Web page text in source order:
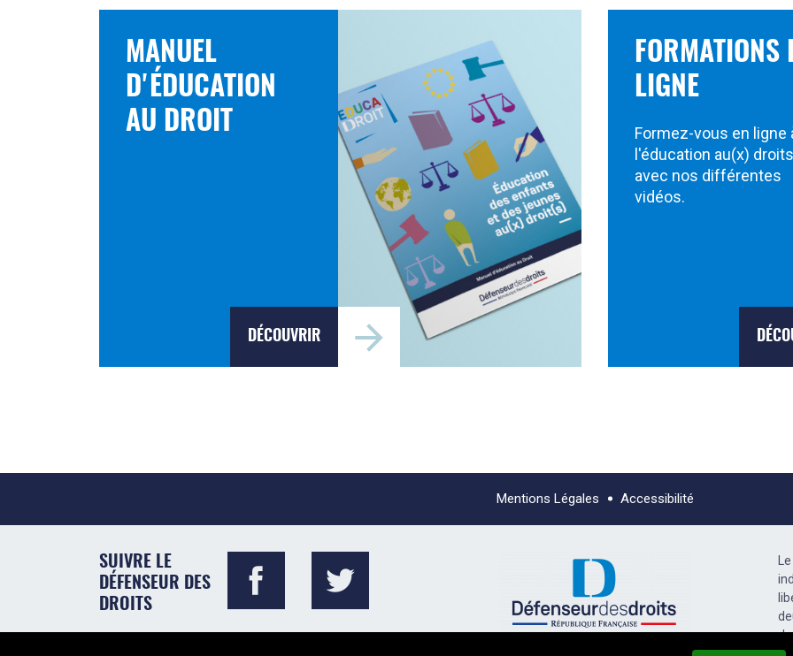
MANUEL
D'ÉDUCATION
AU DROIT
DÉCOUVRIR
FORMATIONS
LIGNE
Formez-vous en ligne
l'éducation au(x)
avec nos différentes
vidéos.
Mentions Légales Accessibilité
SUIVRE LE
DÉFENSEUR DES
DROITS